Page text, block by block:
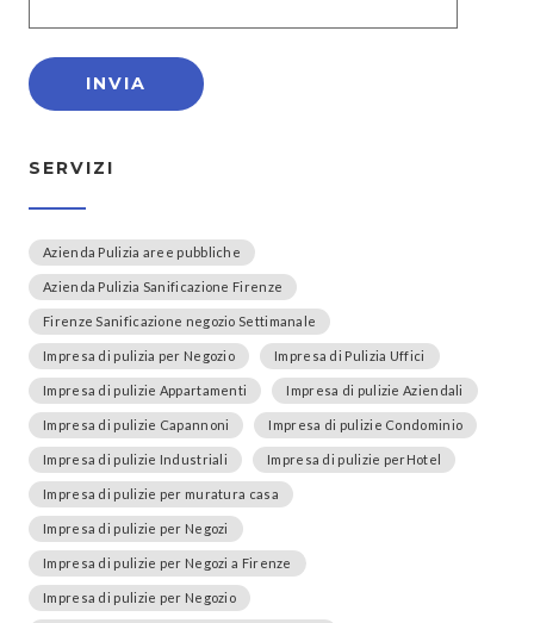
SERVIZI
Azienda Pulizia aree pubbliche
Azienda Pulizia Sanificazione Firenze
Firenze Sanificazione negozio Settimanale
Impresa di pulizia per Negozio Impresa di Pulizia Uffici
Impresa di pulizie Appartamenti Impresa di pulizie Aziendali
Impresa di pulizie Capannoni Impresa di pulizie Condominio
Impresa di pulizie Industriali Impresa di pulizie perHotel
Impresa di pulizie per muratura casa
Impresa di pulizie per Negozi
Impresa di pulizie per Negozi a Firenze
Impresa di pulizie per Negozio